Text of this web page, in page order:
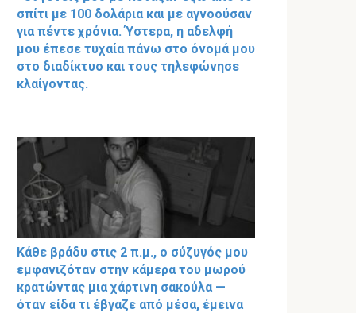
σπίτι με 100 δολάρια και με αγνοούσαν
για πέντε χρόνια. Ύστερα, η αδελφή
μου έπεσε τυχαία πάνω στο όνομά μου
στο διαδίκτυο και τους τηλεφώνησε
κλαίγοντας.
Κάθε βράδυ στις 2 π.μ., ο σύζυγός μου
εμφανιζόταν στην κάμερα του μωρού
κρατώντας μια χάρτινη σακούλα —
όταν είδα τι έβγαζε από μέσα, έμεινα